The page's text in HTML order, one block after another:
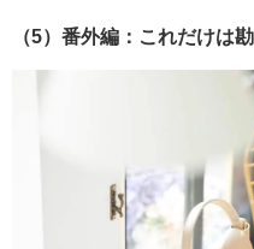
（5）番外編：これだけは